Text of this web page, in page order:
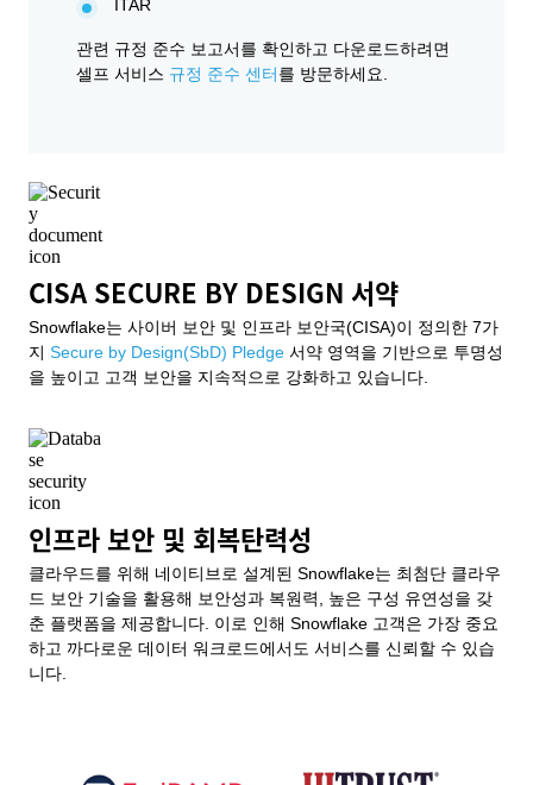
ITAR
관련 규정 준수 보고서를 확인하고 다운로드하려면
셀프 서비스 규정 준수 센터를 방문하세요.
CISA SECURE BY DESIGN 서약
Snowflake는 사이버 보안 및 인프라 보안국(CISA)이 정의한 7가
지 Secure by Design(SbD) Pledge 서약 영역을 기반으로 투명성
을 높이고 고객 보안을 지속적으로 강화하고 있습니다.
인프라 보안 및 회복탄력성
클라우드를 위해 네이티브로 설계된 Snowflake는 최첨단 클라우
드 보안 기술을 활용해 보안성과 복원력, 높은 구성 유연성을 갖
춘 플랫폼을 제공합니다. 이로 인해 Snowflake 고객은 가장 중요
하고 까다로운 데이터 워크로드에서도 서비스를 신뢰할 수 있습
니다.